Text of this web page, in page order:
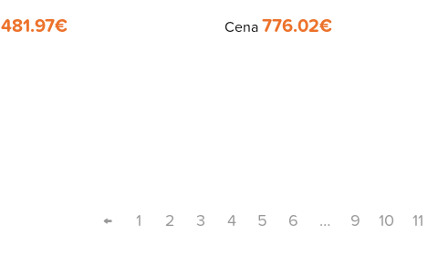
481.97€ Cena776.02€
← 1 2 3 4 5 6 … 9 10 11